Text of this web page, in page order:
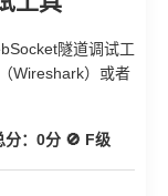
隧道调试工
Wireshark）或者
：0分 🚫 F级